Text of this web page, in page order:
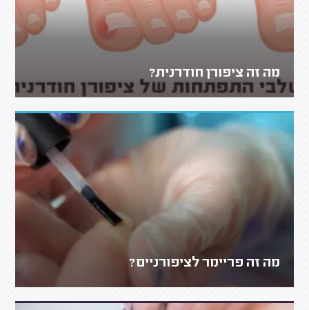
מה זה ציפורן חודרנית?
מה זה פריימר לציפורניים?